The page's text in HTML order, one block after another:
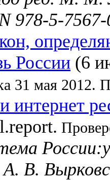
978-5-
России (6
31 мая 2012.
интернет
В.